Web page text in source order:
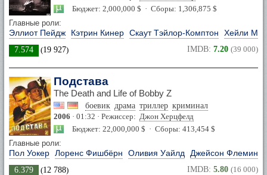
Бюджет: 2,000,000 $ · Сборы: 1,306,875 $
Главные роли:
Эллиот Пейдж Кэтрин Кинер Скаут Тэйлор-Комптон Хейли
7.574 (19 927) IMDB: 7.20 (39 000)
Подстава
The Death and Life of Bobby Z
боевик драма триллер криминал
2006 · 01:32 · Режиссер: Джон Херцфелд
Бюджет: 22,000,000 $ · Сборы: 413,454 $
Главные роли:
Пол Уокер Лоренс Фишбёрн Оливия Уайлд Джейсон Флеминг
6.379 (12 788) IMDB: 5.80 (16 000)